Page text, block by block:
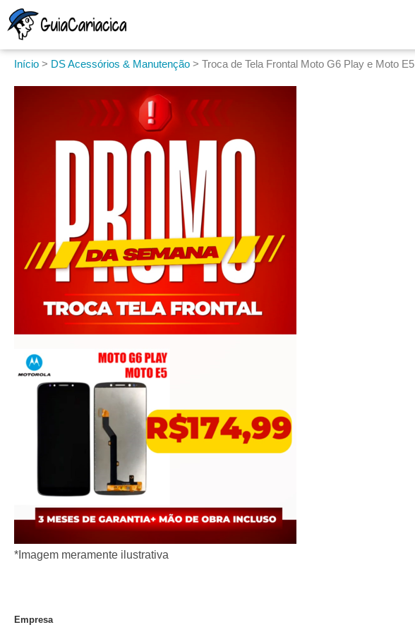
Início > DS Acessórios & Manutenção > Troca de Tela Frontal Moto G6 Play e Moto E5
*Imagem meramente ilustrativa
Empresa